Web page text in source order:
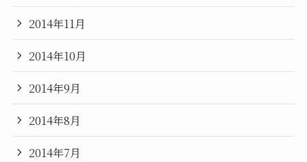
2014年11月
2014年10月
2014年9月
2014年8月
2014年7月